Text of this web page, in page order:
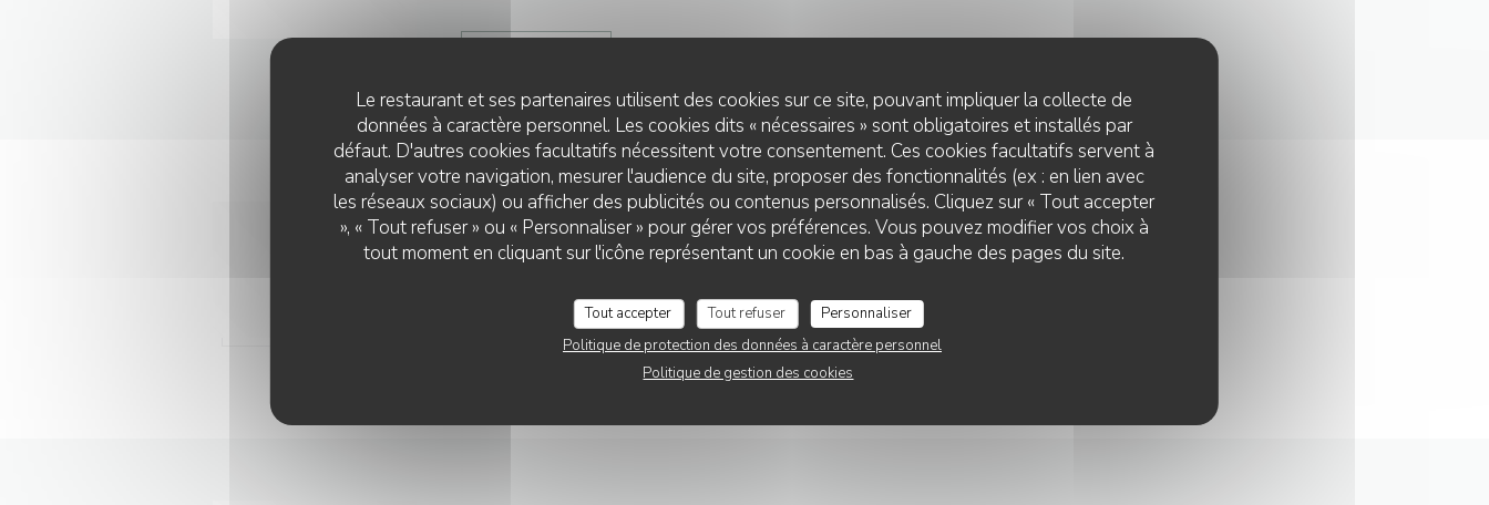
Le restaurant et ses partenaires utilisent des cookies sur ce site, pouvant impliquer la collecte de
données à caractère personnel. Les cookies dits « nécessaires » sont obligatoires et installés par
défaut. D'autres cookies facultatifs nécessitent votre consentement. Ces cookies facultatifs servent à
analyser votre navigation, mesurer l'audience du site, proposer des fonctionnalités (ex : en lien avec
les réseaux sociaux) ou afficher des publicités ou contenus personnalisés. Cliquez sur « Tout accepter
», « Tout refuser » ou « Personnaliser » pour gérer vos préférences. Vous pouvez modifier vos choix à
tout moment en cliquant sur l'icône représentant un cookie en bas à gauche des pages du site.
Tout accepter Tout refuser
Personnaliser
Politique de protection des données à caractère personnel
Politique de gestion des cookies
Les nouvelles tables parisiennes à tester d urgence
28/12/2021
LIRE L'ARTICLE((OUVRE UNE NOUVELLE FENÊTRE))